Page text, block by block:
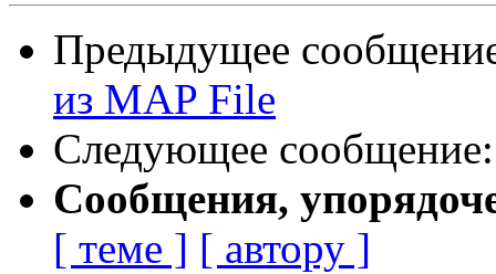
Предыдущее
из MAP File
Следующее
Сообщения,
[ теме ] [ автору ]